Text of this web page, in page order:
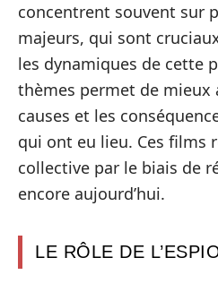
concentrent souvent sur
majeurs, qui sont
les dynamiques de cette
thèmes permet de mieux
causes et les
qui ont eu lieu. Ces films
collective par le biais de
encore aujourd’hui.
LE RÔLE DE